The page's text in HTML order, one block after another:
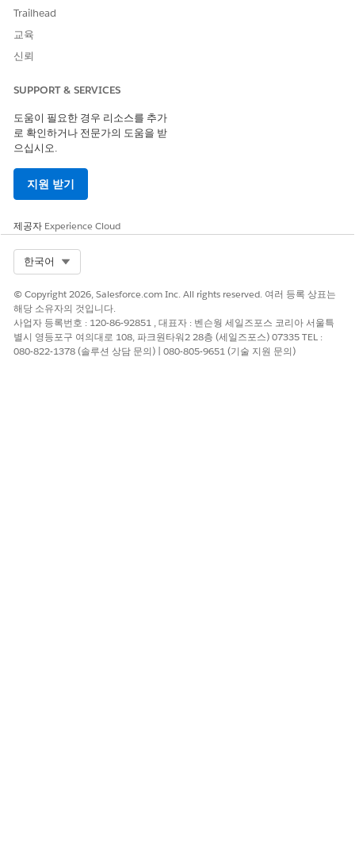
Trailhead
교육
신뢰
SUPPORT & SERVICES
도움이 필요한 경우 리소스를 추가
로 확인하거나 전문가의 도움을 받
으십시오.
지원 받기
제공자 Experience Cloud
한국어
© Copyright 2026, Salesforce.com Inc. All rights reserved. 여러 등록 상표는
해당 소유자의 것입니다.
사업자 등록번호 : 120-86-92851 , 대표자 : 벤슨웡 세일즈포스 코리아 서울특
별시 영등포구 여의대로 108, 파크원타워2 28층 (세일즈포스) 07335 TEL :
080-822-1378 (솔루션 상담 문의) | 080-805-9651 (기술 지원 문의)